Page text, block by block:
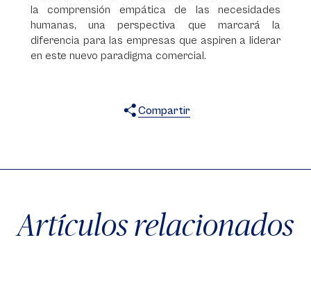
la comprensión empática de las necesidades
humanas, una perspectiva que marcará la
diferencia para las empresas que aspiren a liderar
en este nuevo paradigma comercial.
Compartir
Artículos relacionados